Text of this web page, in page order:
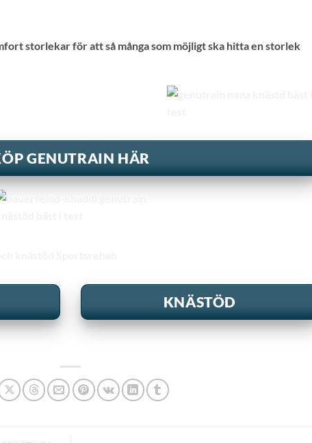
storlekar för att så många som möjligt ska hitta en storlek
GENUTRAIN HÄR
KNÄSTÖD